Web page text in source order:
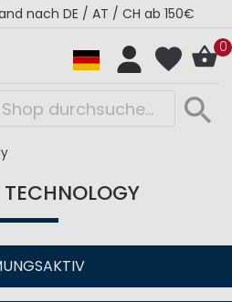
Kollektion - Super Sale
0